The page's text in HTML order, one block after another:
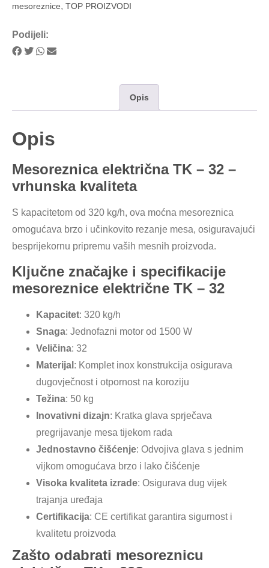
mesoreznice, TOP PROIZVODI
Podijeli:
Opis
Opis
Mesoreznica električna TK – 32 –
vrhunska kvaliteta
S kapacitetom od 320 kg/h, ova moćna mesoreznica
omogućava brzo i učinkovito rezanje mesa, osiguravajući
besprijekornu pripremu vaših mesnih proizvoda.
Ključne značajke i specifikacije
mesoreznice električne TK – 32
Kapacitet: 320 kg/h
Snaga: Jednofazni motor od 1500 W
Veličina: 32
Materijal : Komplet inox konstrukcija osigurava
dugovječnost i otpornost na koroziju
Težina: 50 kg
Inovativni dizajn: Kratka glava sprječava
pregrijavanje mesa tijekom rada
Jednostavno čišćenje: Odvojiva glava s jednim
vijkom omogućava brzo i lako čišćenje
Visoka kvaliteta izrade: Osigurava dug vijek
trajanja uređaja
Certifikacija: CE certifikat garantira sigurnost i
kvalitetu proizvoda
Zašto odabrati mesoreznicu